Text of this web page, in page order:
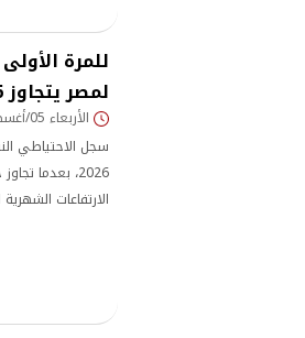
للمرة
لمصر يتجاوز 56 مليار دولار
الأربعاء 05/أغسطس/2026 - 11:39 ص
سجل الاحتياطي
الارتفاعات الشهرية